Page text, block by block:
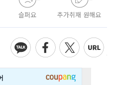
슬퍼요 추가취재 원해요